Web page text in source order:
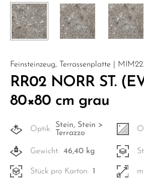
Feinsteinzeug, Terrassenplatte |
RR02 NORR ST.
80×80 cm grau
Optik:
Stein, Stein >
Terrazzo
Gewicht: 46,40 kg
Stück pro Karton: 1